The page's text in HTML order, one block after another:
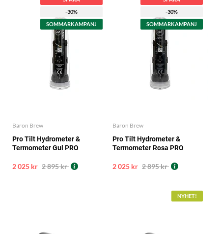
-30%
SOMMARKAMPANJ
Baron Brew
Pro Tilt Hydrometer &
Termometer Gul PRO
2 025 kr 2 895 kr
-30%
SOMMARKAMPANJ
Baron Brew
Pro Tilt Hydrometer &
Termometer Rosa PRO
2 025 kr 2 895 kr
NYHET!